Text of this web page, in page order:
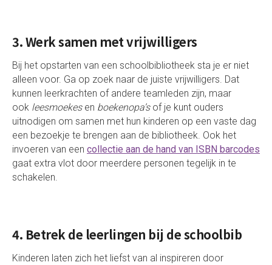
3. Werk samen met vrijwilligers
Bij het opstarten van een schoolbibliotheek sta je er niet
alleen voor. Ga op zoek naar de juiste vrijwilligers. Dat
kunnen leerkrachten of andere teamleden zijn, maar
ook leesmoekesen boekenopa’s of je kunt ouders
uitnodigen om samen met hun kinderen op een vaste dag
een bezoekje te brengen aan de bibliotheek. Ook het
invoeren van een collectie aan de hand van ISBN barcodes
gaat extra vlot door meerdere personen tegelijk in te
schakelen.
4. Betrek de leerlingen bij de schoolbib
Kinderen laten zich het liefst van al inspireren door